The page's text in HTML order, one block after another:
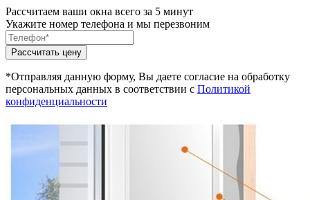
Рассчитаем ваши окна всего за 5 минут
Укажите номер телефона и мы перезвоним
*Отправляя данную форму, Вы даете согласие на обработку
персональных данных в соответствии с Политикой
конфиденциальности